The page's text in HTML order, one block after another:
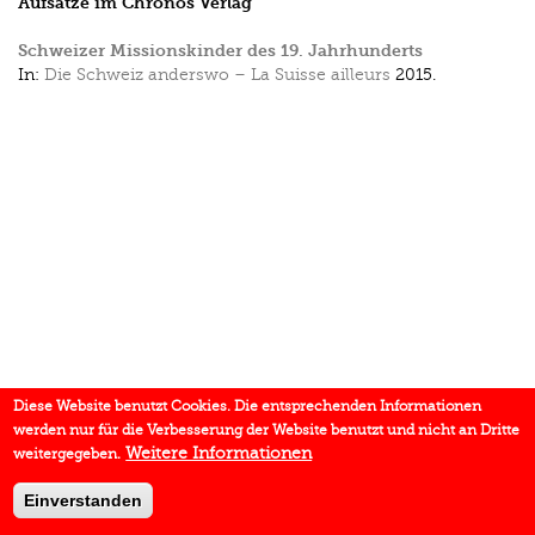
Schweizer Missionskinder des 19. Jahrhunderts
In: Die Schweiz anderswo – La Suisse ailleurs 2015.
Diese Website benutzt Cookies. Die entsprechenden Informationen
werden nur für die Verbesserung der Website benutzt und nicht an Dritte
weitergegeben. Weitere Informationen
Einverstanden